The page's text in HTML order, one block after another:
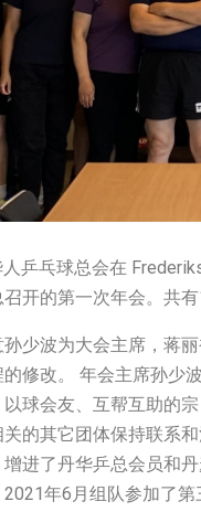
乒乓球总会在
开的第一次年会。共有
少波为大会主席，蒋
修改。 年会主席孙少
球会友、互帮互助的
的其它团体保持联系
进了丹华乒总会员和
年6月组队参加了